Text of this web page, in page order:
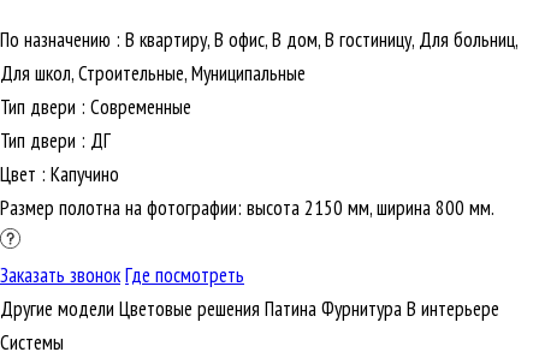
По назначению : В квартиру, В офис, В дом, В гостиницу, Для больниц,
Для школ, Строительные, Муниципальные
Тип двери : Современные
Тип двери : ДГ
Цвет : Капучино
Размер полотна на фотографии: высота 2150 мм, ширина 800 мм.
Заказать звонокГде посмотреть
Другие модели Цветовые решения ПатинаФурнитураВ интерьере
Cистемы